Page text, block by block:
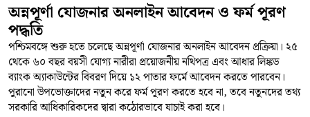
অন্নপূর্ণা যোজনার অনলাইন আবেদন ও ফর্ম পূরণ
পদ্ধতি
​পশ্চিমবঙ্গে শুরু হতে চলেছে অন্নপূর্ণা যোজনার অনলাইন আবেদন প্রক্রিয়া। ২৫
থেকে ৬০ বছর বয়সী যোগ্য নারীরা প্রয়োজনীয় নথিপত্র এবং আধার লিঙ্কড
ব্যাংক অ্যাকাউন্টের বিবরণ দিয়ে ১২ পাতার ফর্মে আবেদন করতে পারবেন।
পুরানো উপভোক্তাদের নতুন করে ফর্ম পূরণ করতে হবে না, তবে নতুনদের তথ্য
সরকারি আধিকারিকদের দ্বারা কঠোরভাবে যাচাই করা হবে।